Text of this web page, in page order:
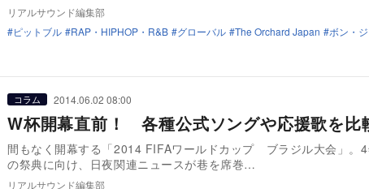
リアルサウンド編集部
ピットブル
RAP・HIPHOP・R&B グローバル The Orchard Japan ボン・
コラム 2014.06.02 08:00
W杯開幕直前！ 各種公式ソングや応援歌を比
間もなく開幕する「2014 FIFAワールドカップ ブラジル大会」。
の祭典に向け、日夜関連ニュースが巷を席巻…
リアルサウンド編集部